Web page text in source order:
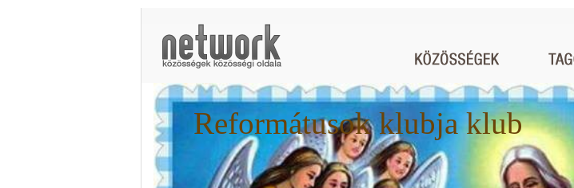
Reformátusok klubja klub